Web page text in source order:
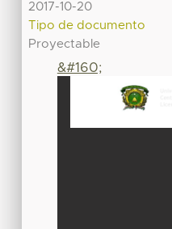
2017-10-20
Tipo de documento
Proyectable
&#160;